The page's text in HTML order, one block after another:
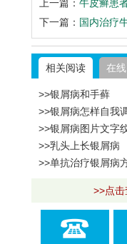
上一篇： 牛皮癣患
下一篇： 国内治疗
相关阅读 在
>>银屑病和手藓
>>银屑病怎样自我
>>银屑病图片文字
>>乳头上长银屑病
>>单抗治疗银屑病
>>点